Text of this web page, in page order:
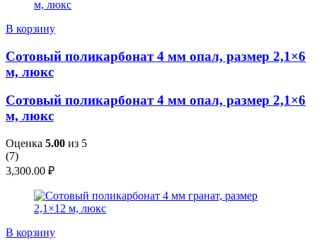
В корзину
Сотовый поликарбонат 4 мм опал, размер 2,1×6
м, люкс
Сотовый поликарбонат 4 мм опал, размер 2,1×6
м, люкс
Оценка 5.00 из 5
(7)
3,300.00 ₽
В корзину